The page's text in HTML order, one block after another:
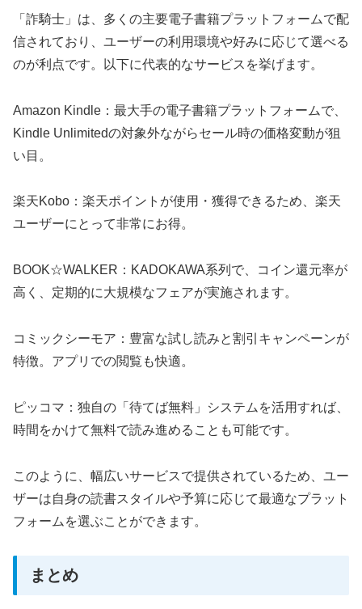
「詐騎士」は、多くの主要電子書籍プラットフォームで配
信されており、ユーザーの利用環境や好みに応じて選べる
のが利点です。以下に代表的なサービスを挙げます。
Amazon Kindle：最大手の電子書籍プラットフォームで、
Kindle Unlimitedの対象外ながらセール時の価格変動が狙
い目。
楽天Kobo：楽天ポイントが使用・獲得できるため、楽天
ユーザーにとって非常にお得。
BOOK☆WALKER：KADOKAWA系列で、コイン還元率が
高く、定期的に大規模なフェアが実施されます。
コミックシーモア：豊富な試し読みと割引キャンペーンが
特徴。アプリでの閲覧も快適。
ピッコマ：独自の「待てば無料」システムを活用すれば、
時間をかけて無料で読み進めることも可能です。
このように、幅広いサービスで提供されているため、ユー
ザーは自身の読書スタイルや予算に応じて最適なプラット
フォームを選ぶことができます。
まとめ